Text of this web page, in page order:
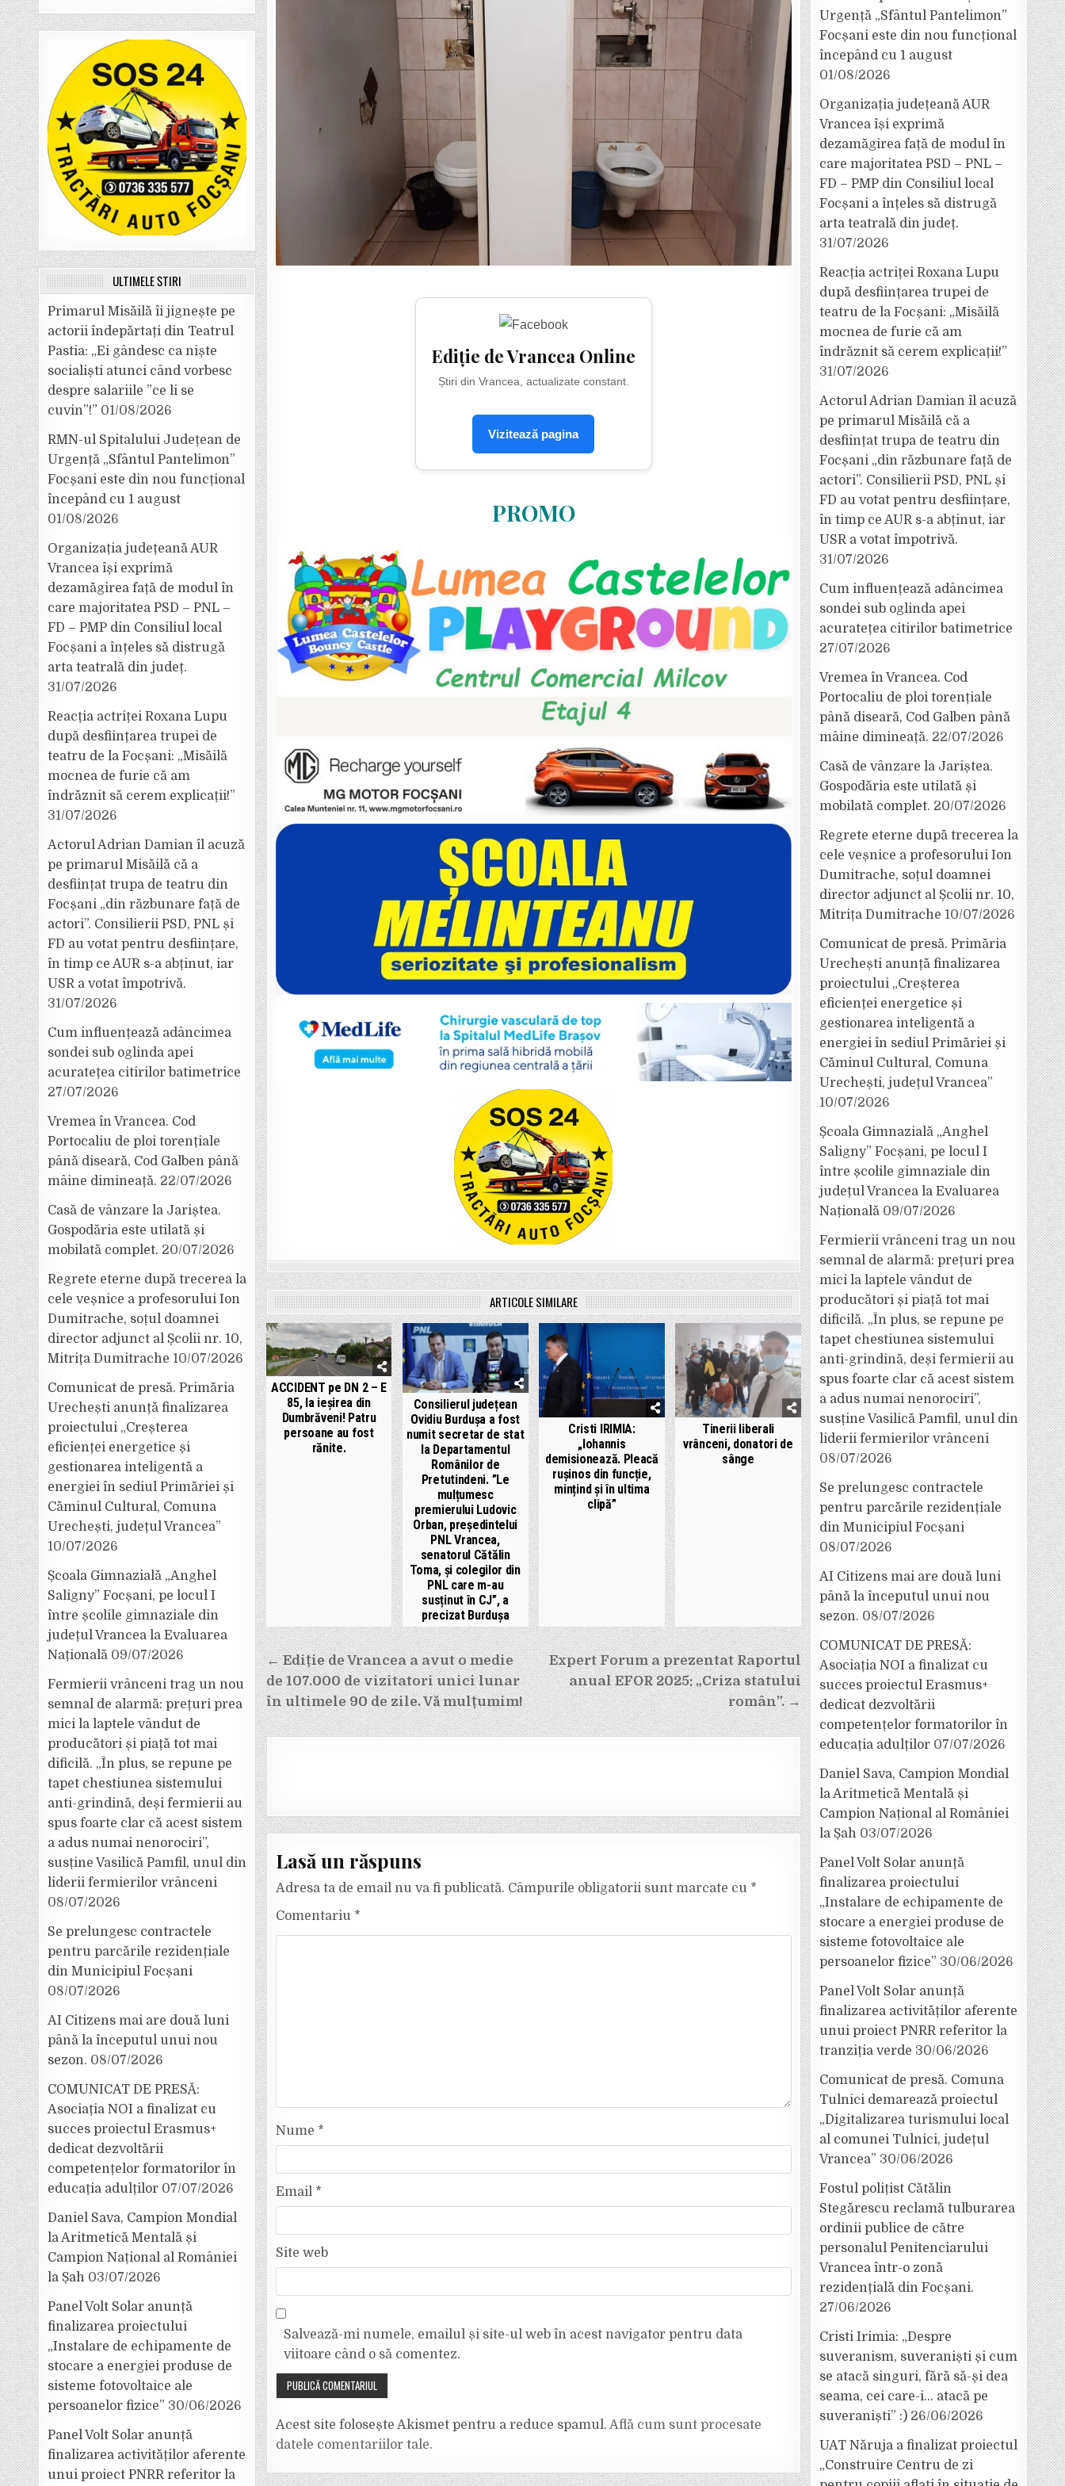
Ediție de Vrancea Online
Știri din Vrancea, actualizate constant.
Vizitează pagina
PROMO
ARTICOLE SIMILARE
ACCIDENT pe DN 2 – E
85, la ieșirea din
Dumbrăveni! Patru
persoane au fost
rănite.
Consilierul județean
Ovidiu Burdușa a fost
numit secretar de stat
la Departamentul
Românilor de
Pretutindeni. ”Le
mulțumesc
premierului Ludovic
Orban, președintelui
PNL Vrancea,
senatorul Cătălin
Toma, și colegilor din
PNL care m-au
susținut în CJ”, a
precizat Burdușa
Cristi IRIMIA:
„Iohannis
demisionează. Pleacă
rușinos din funcție,
mințind și în ultima
clipă”
Tinerii liberali
vrânceni, donatori de
sânge
Navigare
în
articole
Expert Forum a prezentat Raportul
anual EFOR 2025: „Criza statului
român”. →
← Ediție de Vrancea a avut o medie
de 107.000 de vizitatori unici lunar
în ultimele 90 de zile. Vă mulțumim!
Lasă un răspuns
Adresa ta de email nu va fi publicată. Câmpurile obligatorii sunt marcate cu *
Comentariu *
Nume *
Email *
Site web
Salvează-mi numele, emailul și site-ul web în acest navigator pentru data
viitoare când o să comentez.
Acest site folosește Akismet pentru a reduce spamul. Află cum sunt procesate
datele comentariilor tale.
ULTIMELE ȘTIRI
Primarul Misăilă îi jignește pe
actorii îndepărtați din Teatrul
Pastia: „Ei gândesc ca niște
socialiști atunci când vorbesc
despre salariile ”ce li se
cuvin”!” 01/08/2026
RMN-ul Spitalului Județean de
Urgență „Sfântul Pantelimon”
Focșani este din nou funcțional
începând cu 1 august
01/08/2026
Organizația județeană AUR
Vrancea își exprimă
dezamăgirea față de modul în
care majoritatea PSD – PNL –
FD – PMP din Consiliul local
Focșani a înțeles să distrugă
arta teatrală din județ.
31/07/2026
Reacția actriței Roxana Lupu
după desființarea trupei de
teatru de la Focșani: „Misăilă
mocnea de furie că am
îndrăznit să cerem explicații!”
31/07/2026
Actorul Adrian Damian îl acuză
pe primarul Misăilă că a
desființat trupa de teatru din
Focșani „din răzbunare față de
actori”. Consilierii PSD, PNL și
FD au votat pentru desființare,
în timp ce AUR s-a abținut, iar
USR a votat împotrivă.
31/07/2026
Cum influențează adâncimea
sondei sub oglinda apei
acuratețea citirilor batimetrice
27/07/2026
Vremea în Vrancea. Cod
Portocaliu de ploi torențiale
până diseară, Cod Galben până
mâine dimineață. 22/07/2026
Casă de vânzare la Jariștea.
Gospodăria este utilată și
mobilată complet. 20/07/2026
Regrete eterne după trecerea la
cele veșnice a profesorului Ion
Dumitrache, soțul doamnei
director adjunct al Școlii nr. 10,
Mitrița Dumitrache 10/07/2026
Comunicat de presă. Primăria
Urechești anunță finalizarea
proiectului „Creșterea
eficienței energetice și
gestionarea inteligentă a
energiei în sediul Primăriei și
Căminul Cultural, Comuna
Urechești, județul Vrancea”
10/07/2026
Școala Gimnazială „Anghel
Saligny” Focșani, pe locul I
între școlile gimnaziale din
județul Vrancea la Evaluarea
Națională 09/07/2026
Fermierii vrânceni trag un nou
semnal de alarmă: prețuri prea
mici la laptele vândut de
producători și piață tot mai
dificilă. „În plus, se repune pe
tapet chestiunea sistemului
anti-grindină, deși fermierii au
spus foarte clar că acest sistem
a adus numai nenorociri”,
susține Vasilică Pamfil, unul din
liderii fermierilor vrânceni
08/07/2026
Se prelungesc contractele
pentru parcările rezidențiale
din Municipiul Focșani
08/07/2026
AI Citizens mai are două luni
până la începutul unui nou
sezon. 08/07/2026
COMUNICAT DE PRESĂ:
Asociația NOI a finalizat cu
succes proiectul Erasmus+
dedicat dezvoltării
competențelor formatorilor în
educația adulților 07/07/2026
Daniel Sava, Campion Mondial
la Aritmetică Mentală și
Campion Național al României
la Șah 03/07/2026
Panel Volt Solar anunță
finalizarea proiectului
„Instalare de echipamente de
stocare a energiei produse de
sisteme fotovoltaice ale
persoanelor fizice” 30/06/2026
Panel Volt Solar anunță
finalizarea activităților aferente
unui proiect PNRR referitor la
Urgență „Sfântul Pantelimon”
Focșani este din nou funcțional
începând cu 1 august
01/08/2026
Organizația județeană AUR
Vrancea își exprimă
dezamăgirea față de modul în
care majoritatea PSD – PNL –
FD – PMP din Consiliul local
Focșani a înțeles să distrugă
arta teatrală din județ.
31/07/2026
Reacția actriței Roxana Lupu
după desființarea trupei de
teatru de la Focșani: „Misăilă
mocnea de furie că am
îndrăznit să cerem explicații!”
31/07/2026
Actorul Adrian Damian îl acuză
pe primarul Misăilă că a
desființat trupa de teatru din
Focșani „din răzbunare față de
actori”. Consilierii PSD, PNL și
FD au votat pentru desființare,
în timp ce AUR s-a abținut, iar
USR a votat împotrivă.
31/07/2026
Cum influențează adâncimea
sondei sub oglinda apei
acuratețea citirilor batimetrice
27/07/2026
Vremea în Vrancea. Cod
Portocaliu de ploi torențiale
până diseară, Cod Galben până
mâine dimineață. 22/07/2026
Casă de vânzare la Jariștea.
Gospodăria este utilată și
mobilată complet. 20/07/2026
Regrete eterne după trecerea la
cele veșnice a profesorului Ion
Dumitrache, soțul doamnei
director adjunct al Școlii nr. 10,
Mitrița Dumitrache 10/07/2026
Comunicat de presă. Primăria
Urechești anunță finalizarea
proiectului „Creșterea
eficienței energetice și
gestionarea inteligentă a
energiei în sediul Primăriei și
Căminul Cultural, Comuna
Urechești, județul Vrancea”
10/07/2026
Școala Gimnazială „Anghel
Saligny” Focșani, pe locul I
între școlile gimnaziale din
județul Vrancea la Evaluarea
Națională 09/07/2026
Fermierii vrânceni trag un nou
semnal de alarmă: prețuri prea
mici la laptele vândut de
producători și piață tot mai
dificilă. „În plus, se repune pe
tapet chestiunea sistemului
anti-grindină, deși fermierii au
spus foarte clar că acest sistem
a adus numai nenorociri”,
susține Vasilică Pamfil, unul din
liderii fermierilor vrânceni
08/07/2026
Se prelungesc contractele
pentru parcările rezidențiale
din Municipiul Focșani
08/07/2026
AI Citizens mai are două luni
până la începutul unui nou
sezon. 08/07/2026
COMUNICAT DE PRESĂ:
Asociația NOI a finalizat cu
succes proiectul Erasmus+
dedicat dezvoltării
competențelor formatorilor în
educația adulților 07/07/2026
Daniel Sava, Campion Mondial
la Aritmetică Mentală și
Campion Național al României
la Șah 03/07/2026
Panel Volt Solar anunță
finalizarea proiectului
„Instalare de echipamente de
stocare a energiei produse de
sisteme fotovoltaice ale
persoanelor fizice” 30/06/2026
Panel Volt Solar anunță
finalizarea activităților aferente
unui proiect PNRR referitor la
tranziția verde 30/06/2026
Comunicat de presă. Comuna
Tulnici demarează proiectul
„Digitalizarea turismului local
al comunei Tulnici, județul
Vrancea” 30/06/2026
Fostul polițist Cătălin
Stegărescu reclamă tulburarea
ordinii publice de către
personalul Penitenciarului
Vrancea într-o zonă
rezidențială din Focșani.
27/06/2026
Cristi Irimia: „Despre
suveranism, suveraniști și cum
se atacă singuri, fără să-și dea
seama, cei care-i… atacă pe
suveraniști” :) 26/06/2026
UAT Năruja a finalizat proiectul
„Construire Centru de zi